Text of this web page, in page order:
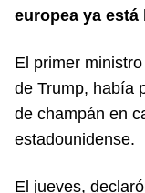
europea ya
El primer
de Trump, había
de champán en
estadounidense.
El jueves,